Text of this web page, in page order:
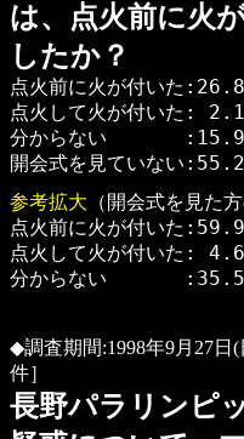
は、点火前に火
したか？
点火前に火が付いた
点火して火が付いた:
分からない
開会式を見ていない
参考拡大 （開会式を見た方
点火前に火が付いた
点火して火が付いた:
分からない
◆調査期間:1998年9月27日
件］
長野パラリンピ